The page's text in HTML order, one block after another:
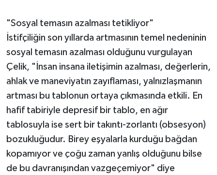
"Sosyal temasın azalması tetikliyor"
İstifçiliğin son yıllarda artmasının temel nedeninin
sosyal temasın azalması olduğunu vurgulayan
Çelik, "İnsan insana iletişimin azalması, değerlerin,
ahlak ve maneviyatın zayıflaması, yalnızlaşmanın
artması bu tablonun ortaya çıkmasında etkili. En
hafif tabiriyle depresif bir tablo, en ağır
tablosuyla ise sert bir takıntı-zorlantı (obsesyon)
bozukluğudur. Birey eşyalarla kurduğu bağdan
kopamıyor ve çoğu zaman yanlış olduğunu bilse
de bu davranışından vazgeçemiyor" diye